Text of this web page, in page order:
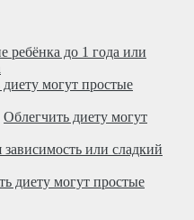
ребёнка до 1 года или
могут простые
Облегчить диету могут
или сладкий
диету могут простые